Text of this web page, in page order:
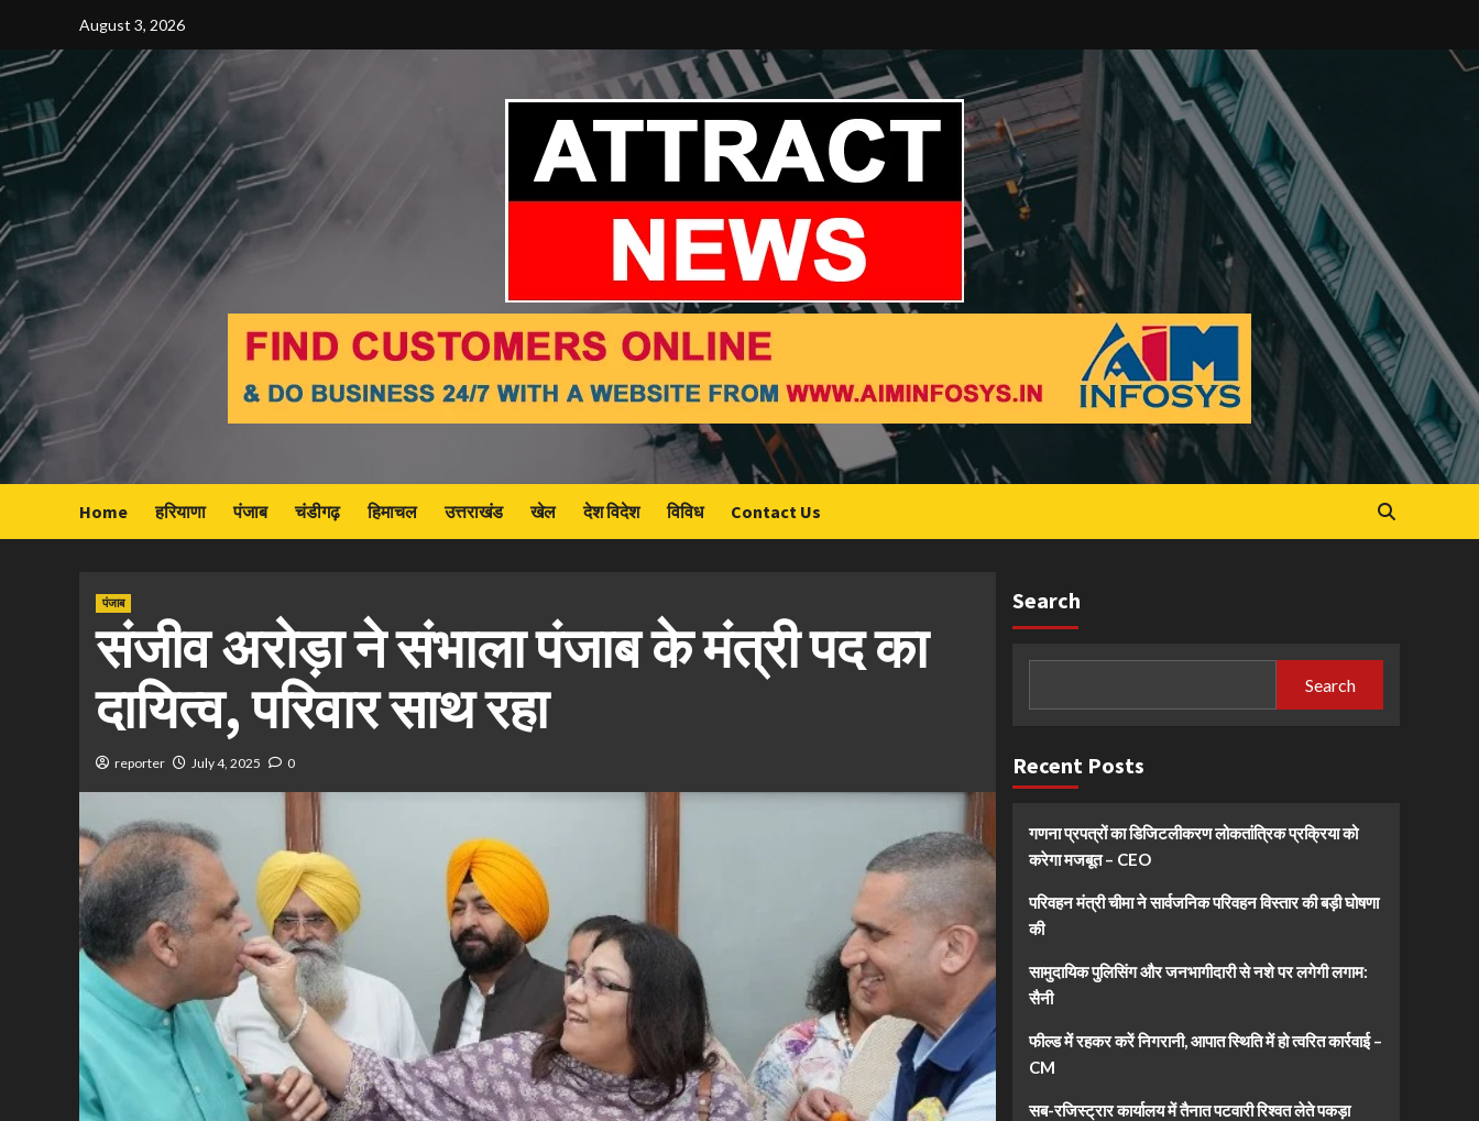
content
August 3, 2026
Home हरियाणा पंजाब चंडीगढ़ हिमाचल उत्तराखंड खेल देश विदेश विविध Contact Us
पंजाब
संजीव अरोड़ा ने संभाला पंजाब के मंत्री पद का
दायित्व, परिवार साथ रहा
reporter July 4, 2025 0
Search
Search
Recent Posts
गणना प्रपत्रों का डिजिटलीकरण लोकतांत्रिक प्रक्रिया को
करेगा मजबूत – CEO
परिवहन मंत्री चीमा ने सार्वजनिक परिवहन विस्तार की बड़ी घोषणा
की
सामुदायिक पुलिसिंग और जनभागीदारी से नशे पर लगेगी लगाम:
सैनी
फील्ड में रहकर करें निगरानी, आपात स्थिति में हो त्वरित कार्रवाई –
CM
सब-रजिस्ट्रार कार्यालय में तैनात पटवारी रिश्वत लेते पकड़ा